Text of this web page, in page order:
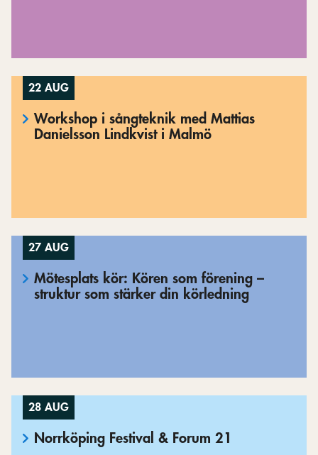
22 AUG
Workshop i sångteknik med Mattias
Danielsson Lindkvist i Malmö
27 AUG
Mötesplats kör: Kören som förening –
struktur som stärker din körledning
28 AUG
Norrköping Festival & Forum 21